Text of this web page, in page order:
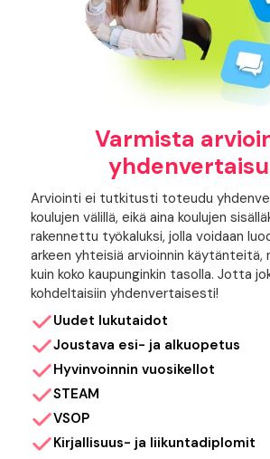
Varmista
Arviointi ei tutkitusti toteudu
koulujen välillä, eikä aina koulujen
rakennettu työkaluksi, jolla voidaan
arkeen yhteisiä arvioinnin käytänteitä,
kuin koko kaupunginkin tasolla. Jotta
kohdeltaisiin yhdenvertaisesti!
Uudet lukutaidot
Joustava esi- ja alkuopetus
Hyvinvoinnin vuosikellot
STEAM
VSOP
Kirjallisuus- ja liikuntadiplomit